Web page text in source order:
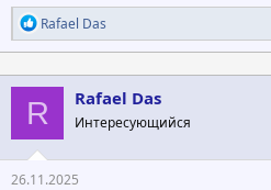
Р
е
а
к
ц
и
и
:
Rafael Das
R Rafael Das
Интересующийся
26.11.2025